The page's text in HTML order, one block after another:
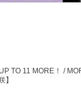
TO 11 MORE！ /
】